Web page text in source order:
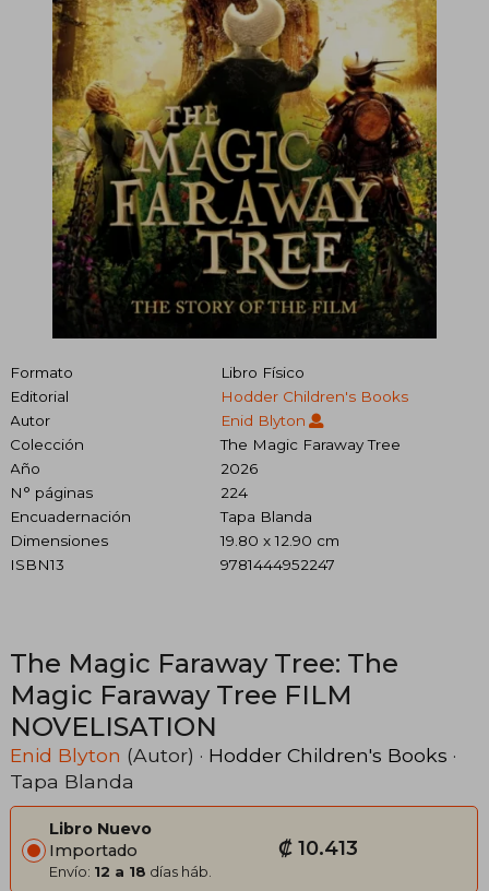
Formato
Libro Físico
Editorial
Hodder Children's Books
Autor
Enid Blyton
Colección
The Magic Faraway Tree
Año
2026
N° páginas
224
Encuadernación
Tapa Blanda
Dimensiones
19.80 x 12.90 cm
ISBN13
9781444952247
The Magic Faraway Tree: The
Magic Faraway Tree FILM
NOVELISATION
Enid Blyton (Autor) · Hodder Children's Books ·
Tapa Blanda
Libro Nuevo
Importado
Envío: 12 a 18 días háb.
₡ 10.413